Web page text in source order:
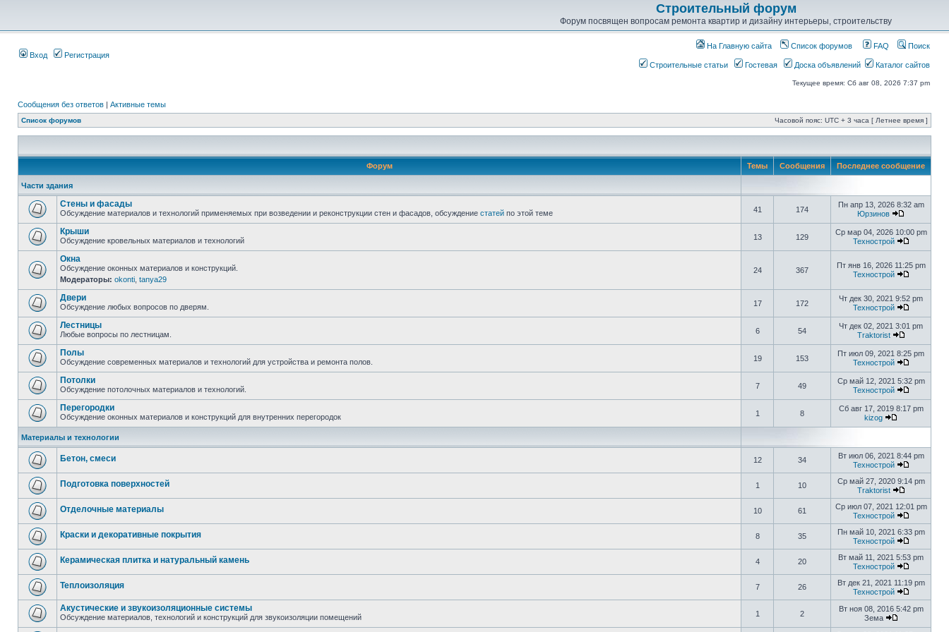
Строительный форум
Форум посвящен вопросам ремонта квартир и дизайну интерьеры, строительству
Вход Регистрация
На Главную сайта Список форумов FAQ Поиск
Строительные статьи Гостевая Доска объявлений Каталог сайтов
Текущее время: Сб авг 08, 2026 7:37 pm
Сообщения без ответов | Активные темы
Список форумов Часовой пояс: UTC + 3 часа [ Летнее время ]
Форум Темы Сообщения Последнее сообщение
Части здания
Стены и фасады
Обсуждение материалов и технологий применяемых при возведении и реконструкции стен и фасадов, обсуждение статей по этой теме 41 174
Пн апр 13, 2026 8:32 am
Юрзинов
Крыши
Обсуждение кровельных материалов и технологий 13 129
Ср мар 04, 2026 10:00 pm
Технострой
Окна
Обсуждение оконных материалов и конструкций.
Модераторы: okonti tanya29
24 367
Пт янв 16, 2026 11:25 pm
Технострой
Двери
Обсуждение любых вопросов по дверям. 17 172
Чт дек 30, 2021 9:52 pm
Технострой
Лестницы
Любые вопросы по лестницам. 6 54
Чт дек 02, 2021 3:01 pm
Traktorist
Полы
Обсуждение современных материалов и технологий для устройства и ремонта полов. 19 153
Пт июл 09, 2021 8:25 pm
Технострой
Потолки
Обсуждение потолочных материалов и технологий. 7 49
Ср май 12, 2021 5:32 pm
Технострой
Перегородки
Обсуждение оконных материалов и конструкций для внутренних перегородок 1 8
Сб авг 17, 2019 8:17 pm
kizog
Материалы и технологии
Бетон, смеси 12 34
Вт июл 06, 2021 8:44 pm
Технострой
Подготовка поверхностей 1 10
Ср май 27, 2020 9:14 pm
Traktorist
Отделочные материалы 10 61
Ср июл 07, 2021 12:01 pm
Технострой
Краски и декоративные покрытия 8 35
Пн май 10, 2021 6:33 pm
Технострой
Керамическая плитка и натуральный камень 4 20
Вт май 11, 2021 5:53 pm
Технострой
Теплоизоляция 7 26
Вт дек 21, 2021 11:19 pm
Технострой
Акустические и звукоизоляционные системы
Обсуждение материалов, технологий и конструкций для звукоизоляции помещений 1 2
Вт ноя 08, 2016 5:42 pm
Зема